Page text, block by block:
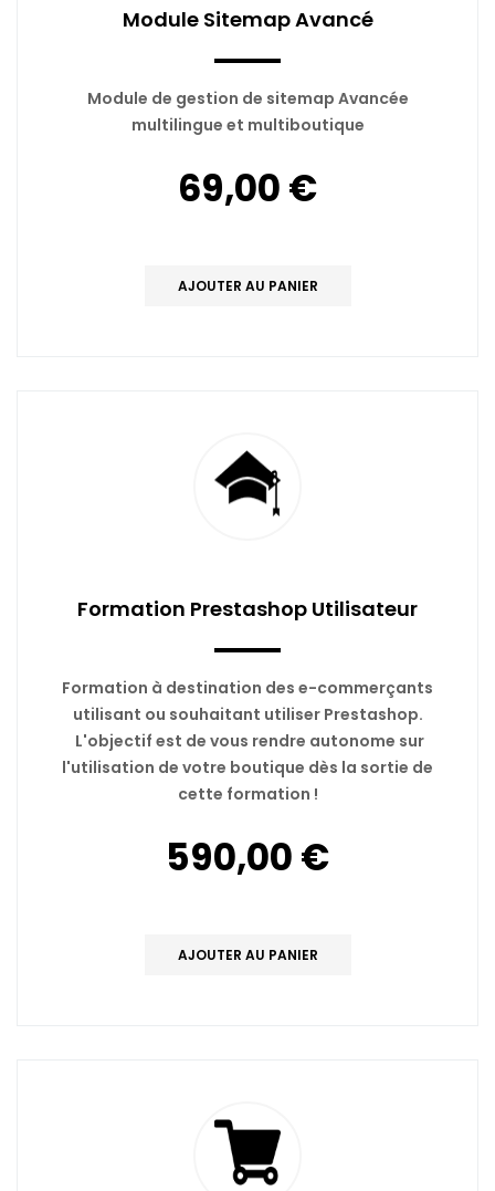
Module Sitemap Avancé
Module de gestion de sitemap Avancée
multilingue et multiboutique
69,00 €
AJOUTER AU PANIER
Formation Prestashop Utilisateur
Formation à destination des e-commerçants
utilisant ou souhaitant utiliser Prestashop.
L'objectif est de vous rendre autonome sur
l'utilisation de votre boutique dès la sortie de
cette formation !
590,00 €
AJOUTER AU PANIER